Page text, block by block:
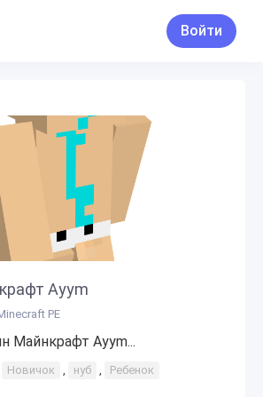
Войти
Ayym
PE
Майнкрафт Ayym...
Новичок , нуб , Ребенок